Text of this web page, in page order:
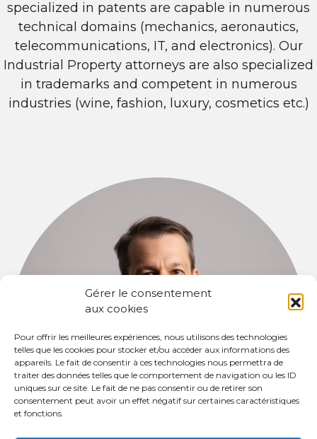
Gérer le consentement
aux cookies
Pour offrir les meilleures expériences, nous utilisons des technologies
telles que les cookies pour stocker et/ou accéder aux informations des
appareils. Le fait de consentir à ces technologies nous permettra de
traiter des données telles que le comportement de navigation ou les ID
uniques sur ce site. Le fait de ne pas consentir ou de retirer son
consentement peut avoir un effet négatif sur certaines caractéristiques
et fonctions.
specialized in patents are capable in numerous
technical domains (mechanics, aeronautics,
telecommunications, IT, and electronics). Our
Industrial Property attorneys are also specialized
in trademarks and competent in numerous
industries (wine, fashion, luxury, cosmetics etc.)